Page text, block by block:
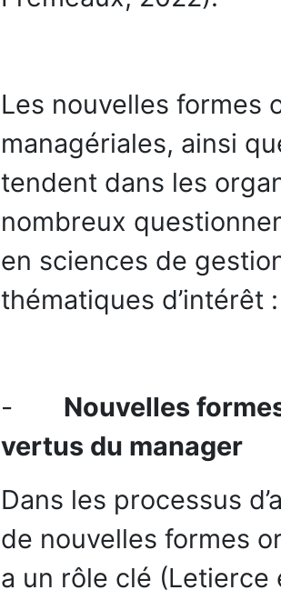
Les nouvelles formes
managériales, ainsi
tendent dans les
nombreux
en sciences de
thématiques d’intérêt :
- Nouvelles
vertus du manager
Dans les processus
de nouvelles formes
a un rôle clé